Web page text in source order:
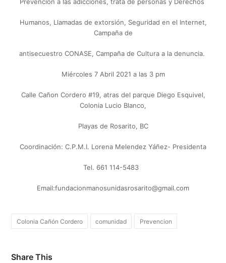
Humanos, Llamadas de extorsión, Seguridad en el Internet,
Campaña de
antisecuestro CONASE, Campaña de Cultura a la denuncia.
Miércoles 7 Abril 2021 a las 3 pm
Calle Cañon Cordero #19, atras del parque Diego Esquivel,
Colonia Lucio Blanco,
Playas de Rosarito, BC
Coordinación: C.P.M.I. Lorena Melendez Yáñez- Presidenta
Tel. 661 114-5483
Email:fundacionmanosunidasrosarito@gmail.com
Colonia Cañón Cordero comunidad Prevencion
Share This